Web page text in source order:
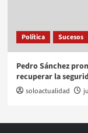
Política Sucesos
Pedro Sánchez
recuperar la
soloactualidad